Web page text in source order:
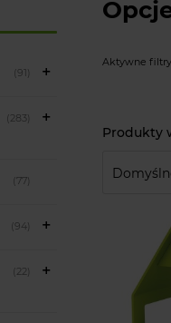
(91)
(283)
(77)
(94)
(22)
Aktywne